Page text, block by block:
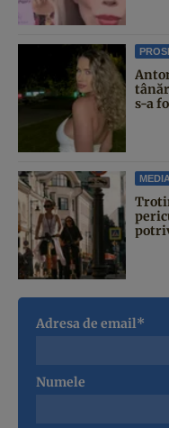
s-a
Adresa de email*
Numele